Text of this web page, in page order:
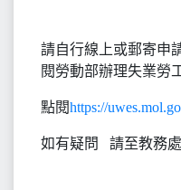
請自行線上或郵寄申
閱勞動部辦理失業勞
點閱https://
如有疑問 請至教務